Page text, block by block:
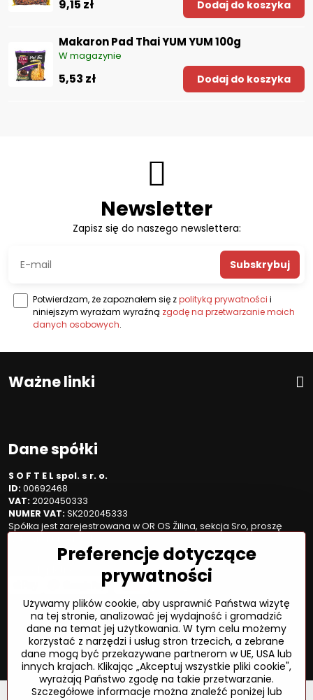
9,15 zł Dodaj do koszyka
Makaron Pad Thai YUM YUM 100g
W magazynie
5,53 zł Dodaj do koszyka
Newsletter
Zapisz się do naszego newslettera:
Subskrybuj
Potwierdzam, że zapoznałem się zpolityką prywatności i
niniejszym wyrażam wyraźną zgodę na przetwarzanie moich
danych osobowych.
Ważne linki
Dane spółki
S O F T E L spol. s r. o.
ID: 00692468
VAT: 2020450333
NUMER VAT: SK202045333
Spółka jest zarejestrowana w OR OS Žilina, sekcja Sro, proszę
©2026Prawa autorskie
Preferencje dotyczące prywatności
Oświadczenie o ochronie prywatnościStatus zamówienia
Preferencje dotyczące
prywatności
Używamy plików cookie, aby usprawnić Państwa wizytę
na tej stronie, analizować jej wydajność i gromadzić
dane na temat jej użytkowania. W tym celu możemy
korzystać z narzędzi i usług stron trzecich, a zebrane
dane mogą być przekazywane partnerom w UE, USA lub
innych krajach. Klikając „Akceptuj wszystkie pliki cookie",
wyrażają Państwo zgodę na takie przetwarzanie.
Szczegółowe informacje można znaleźć poniżej lub